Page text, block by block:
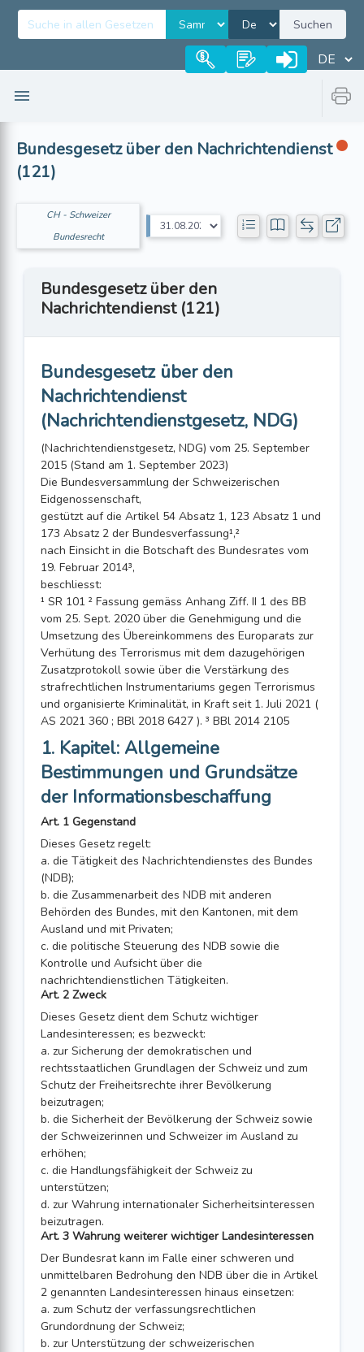
Suchen
Bundesgesetz über den Nachrichtendienst
(121)
CH - Schweizer
Bundesrecht
Bundesgesetz über den
Nachrichtendienst (121)
Bundesgesetz über den
Nachrichtendienst
(Nachrichtendienstgesetz, NDG)
(Nachrichtendienstgesetz, NDG) vom 25. September
2015 (Stand am 1. September 2023)
Die Bundesversammlung der Schweizerischen
Eidgenossenschaft,
gestützt auf die Artikel 54 Absatz 1, 123 Absatz 1 und
173 Absatz 2 der Bundesverfassung¹,²
nach Einsicht in die Botschaft des Bundesrates vom
19. Februar 2014³,
beschliesst:
¹ SR 101 ² Fassung gemäss Anhang Ziff. II 1 des BB
vom 25. Sept. 2020 über die Genehmigung und die
Umsetzung des Übereinkommens des Europarats zur
Verhütung des Terrorismus mit dem dazugehörigen
Zusatzprotokoll sowie über die Verstärkung des
strafrechtlichen Instrumentariums gegen Terrorismus
und organisierte Kriminalität, in Kraft seit 1. Juli 2021 (
AS 2021 360 ; BBl 2018 6427 ). ³ BBl 2014 2105
1. Kapitel: Allgemeine
Bestimmungen und Grundsätze
der Informationsbeschaffung
Art. 1 Gegenstand
Dieses Gesetz regelt:
a. die Tätigkeit des Nachrichtendienstes des Bundes
(NDB);
b. die Zusammenarbeit des NDB mit anderen
Behörden des Bundes, mit den Kantonen, mit dem
Ausland und mit Privaten;
c. die politische Steuerung des NDB sowie die
Kontrolle und Aufsicht über die
nachrichtendienstlichen Tätigkeiten.
Art. 2 Zweck
Dieses Gesetz dient dem Schutz wichtiger
Landesinteressen; es bezweckt:
a. zur Sicherung der demokratischen und
rechtsstaatlichen Grundlagen der Schweiz und zum
Schutz der Freiheitsrechte ihrer Bevölkerung
beizutragen;
b. die Sicherheit der Bevölkerung der Schweiz sowie
der Schweizerinnen und Schweizer im Ausland zu
erhöhen;
c. die Handlungsfähigkeit der Schweiz zu
unterstützen;
d. zur Wahrung internationaler Sicherheitsinteressen
beizutragen.
Art. 3 Wahrung weiterer wichtiger Landesinteressen
Der Bundesrat kann im Falle einer schweren und
unmittelbaren Bedrohung den NDB über die in Artikel
2 genannten Landesinteressen hinaus einsetzen:
a. zum Schutz der verfassungsrechtlichen
Grundordnung der Schweiz;
b. zur Unterstützung der schweizerischen